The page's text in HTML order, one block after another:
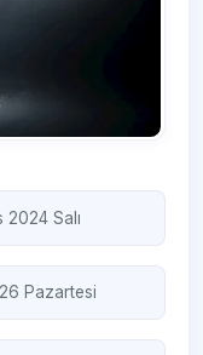
2024 Salı
Pazartesi